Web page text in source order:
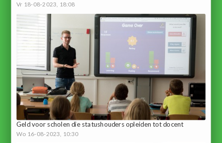
Vr 18-08-2023, 18:08
Geld voor scholen die statushouders opleiden tot docent
Wo 16-08-2023, 10:30